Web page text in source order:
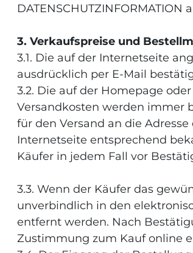
3. Verkaufspreise und
3.1. Die auf der Internetseite
ausdrücklich per E-Mail
3.2. Die auf der Homepage
Versandkosten werden immer
für den Versand an die
Internetseite entsprechend
Käufer in jedem Fall vor
3.3. Wenn der Käufer das
unverbindlich in den
entfernt werden. Nach
Zustimmung zum Kauf online